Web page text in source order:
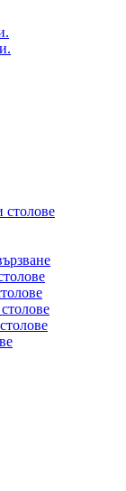
столове